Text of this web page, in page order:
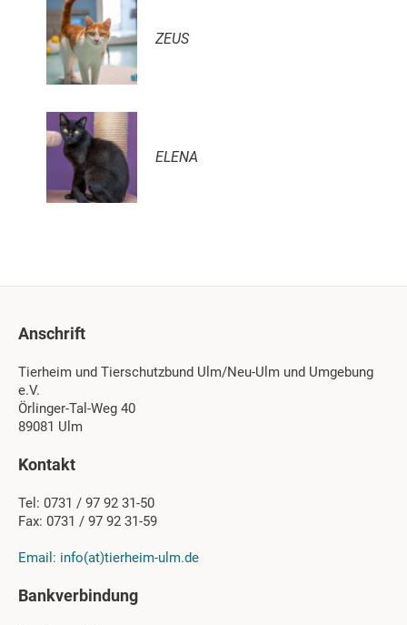
ZEUS
ELENA
Anschrift
Tierheim und Tierschutzbund Ulm/Neu-Ulm und Umgebung
e.V.
Örlinger-Tal-Weg 40
89081 Ulm
Kontakt
Tel: 0731 / 97 92 31-50
Fax: 0731 / 97 92 31-59
Email: info(at)tierheim-ulm.de
Bankverbindung